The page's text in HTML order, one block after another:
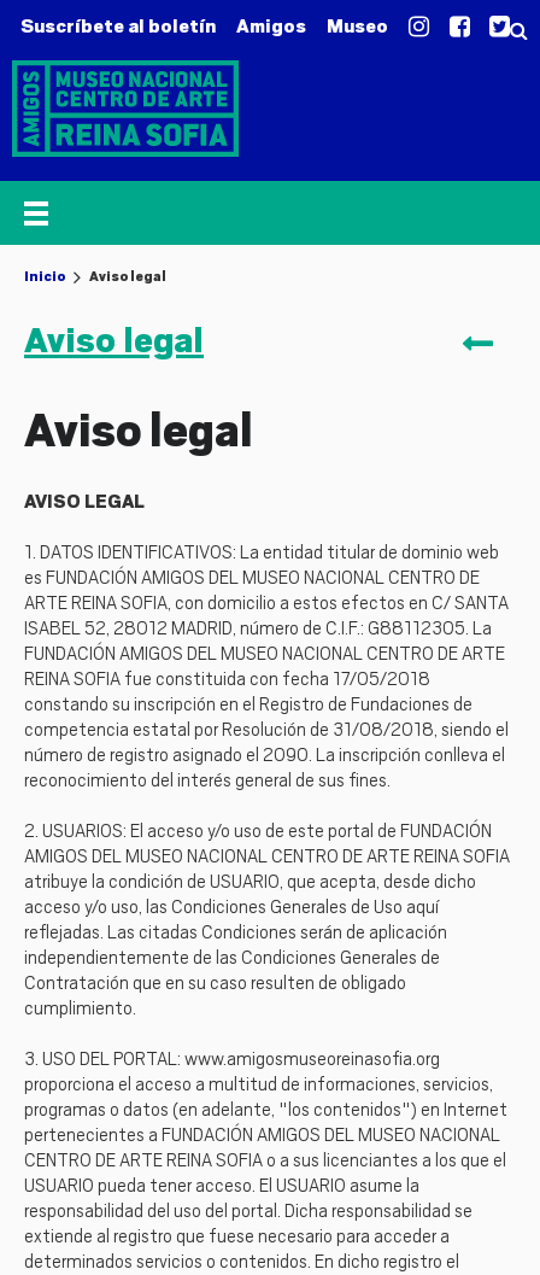
Suscríbete al boletín Amigos Museo
Inicio Aviso legal
Aviso legal
Aviso legal
AVISO LEGAL
1. DATOS IDENTIFICATIVOS: La entidad titular de dominio web
es FUNDACIÓN AMIGOS DEL MUSEO NACIONAL CENTRO DE
ARTE REINA SOFIA, con domicilio a estos efectos en C/ SANTA
ISABEL 52, 28012 MADRID, número de C.I.F.: G88112305. La
FUNDACIÓN AMIGOS DEL MUSEO NACIONAL CENTRO DE ARTE
REINA SOFIA fue constituida con fecha 17/05/2018
constando su inscripción en el Registro de Fundaciones de
competencia estatal por Resolución de 31/08/2018, siendo el
número de registro asignado el 2090. La inscripción conlleva el
reconocimiento del interés general de sus fines.
2. USUARIOS: El acceso y/o uso de este portal de FUNDACIÓN
AMIGOS DEL MUSEO NACIONAL CENTRO DE ARTE REINA SOFIA
atribuye la condición de USUARIO, que acepta, desde dicho
acceso y/o uso, las Condiciones Generales de Uso aquí
reflejadas. Las citadas Condiciones serán de aplicación
independientemente de las Condiciones Generales de
Contratación que en su caso resulten de obligado
cumplimiento.
3. USO DEL PORTAL: www.amigosmuseoreinasofia.org
proporciona el acceso a multitud de informaciones, servicios,
programas o datos (en adelante, "los contenidos") en Internet
pertenecientes a FUNDACIÓN AMIGOS DEL MUSEO NACIONAL
CENTRO DE ARTE REINA SOFIA o a sus licenciantes a los que el
USUARIO pueda tener acceso. El USUARIO asume la
responsabilidad del uso del portal. Dicha responsabilidad se
extiende al registro que fuese necesario para acceder a
determinados servicios o contenidos. En dicho registro el